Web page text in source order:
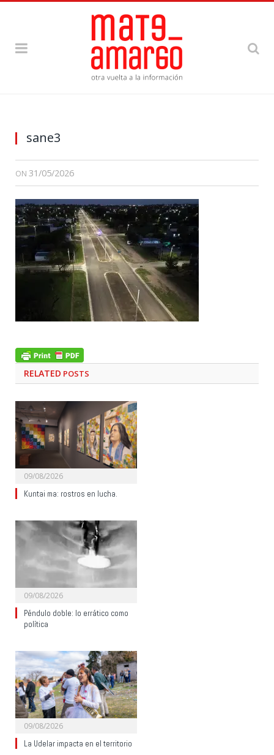
sane3
ON 31/05/2026
RELATED POSTS
09/08/2026
Kuntai ma: rostros en lucha.
09/08/2026
Péndulo doble: lo errático como
política
09/08/2026
La Udelar impacta en el territorio